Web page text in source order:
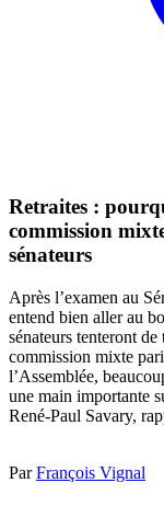
Retraites :
commission
sénateurs
Après l’examen au
entend bien aller au
sénateurs tenteront
commission mixte
l’Assemblée,
une main importante
René-Paul Savary,
ParFrançois Vignal